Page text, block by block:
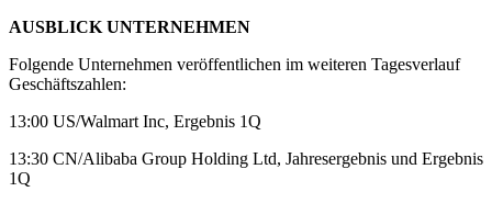
AUSBLICK UNTERNEHMEN
Folgende Unternehmen veröffentlichen im weiteren Tagesverlauf
Geschäftszahlen:
13:00 US/Walmart Inc, Ergebnis 1Q
13:30 CN/Alibaba Group Holding Ltd, Jahresergebnis und Ergebnis
1Q